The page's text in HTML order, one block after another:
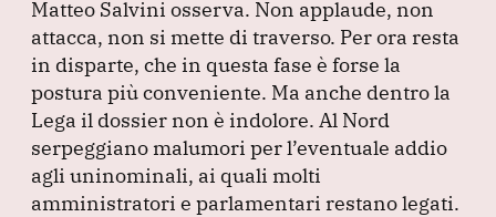
Matteo Salvini osserva. Non applaude, non
attacca, non si mette di traverso. Per ora resta
in disparte, che in questa fase è forse la
postura più conveniente. Ma anche dentro la
Lega il dossier non è indolore. Al Nord
serpeggiano malumori per l’eventuale addio
agli uninominali, ai quali molti
amministratori e parlamentari restano legati.